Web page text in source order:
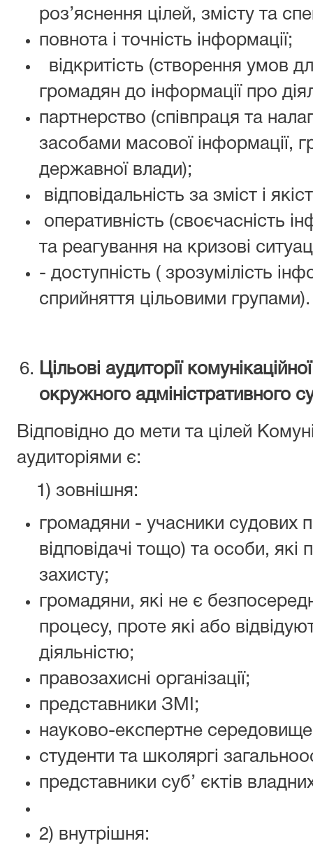
роз’яснення цілей, змісту та
повнота і точність інформації;
відкритість (створення умов
громадян до інформації про
партнерство (співпраця та
засобами масової інформації,
державної влади);
відповідальність за зміст і
оперативність (своєчасність
та реагування на кризові
- доступність ( зрозумілість
сприйняття цільовими групами).
Цільові аудиторії
окружного адміністративного
Відповідно до мети та цілей
аудиторіями є:
1) зовнішня:
громадяни - учасники судових
відповідачі тощо) та особи, якi
захисту;
громадяни, якi не є
процесу, проте якi або
дiяльнiстю;
правозахисні організації;
представники ЗМI;
науково-експертне
студенти та школяргі
представники суб’ єктів
2) внутрішня: